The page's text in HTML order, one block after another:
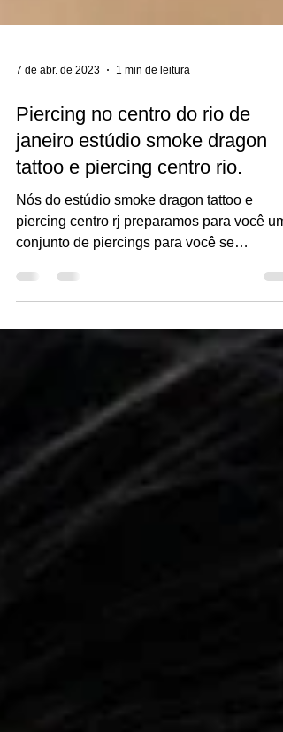
7 de abr. de 2023 1 min de leitura
Piercing no centro do rio de
janeiro estúdio smoke dragon
tattoo e piercing centro rio.
piercing centro rj preparamos para você um
conjunto de piercings para você se
inspirar,trazemos para...